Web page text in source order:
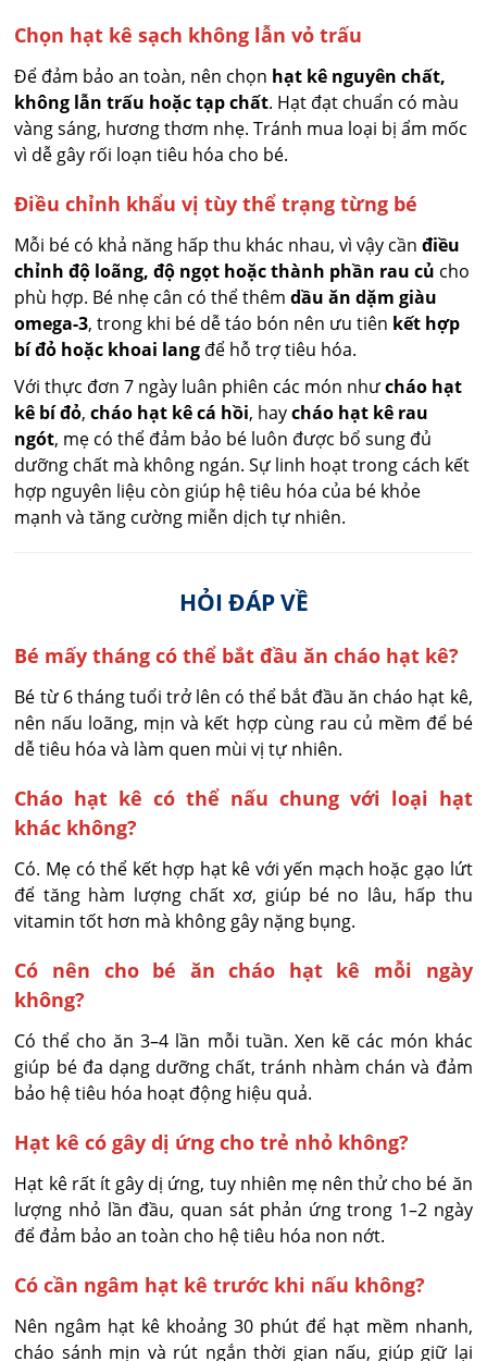
Chọn hạt kê sạch không lẫn vỏ trấu
Để đảm bảo an toàn, nên chọn hạt kê nguyên chất,
không lẫn trấu hoặc tạp chất. Hạt đạt chuẩn có màu
vàng sáng, hương thơm nhẹ. Tránh mua loại bị ẩm mốc
vì dễ gây rối loạn tiêu hóa cho bé.
Điều chỉnh khẩu vị tùy thể trạng từng bé
Mỗi bé có khả năng hấp thu khác nhau, vì vậy cầnđiều
chỉnh độ loãng, độ ngọt hoặc thành phần rau củ cho
phù hợp. Bé nhẹ cân có thể thêmdầu ăn dặm giàu
omega-3, trong khi bé dễ táo bón nên ưu tiên kết hợp
bí đỏ hoặc khoai lang để hỗ trợ tiêu hóa.
Với thực đơn 7 ngày luân phiên các món nhưcháo hạt
kê bí đỏ,cháo hạt kê cá hồi, haycháo hạt kê rau
ngót, mẹ có thể đảm bảo bé luôn được bổ sung đủ
dưỡng chất mà không ngán. Sự linh hoạt trong cách kết
hợp nguyên liệu còn giúp hệ tiêu hóa của bé khỏe
mạnh và tăng cường miễn dịch tự nhiên.
HỎI ĐÁP VỀ
Bé mấy tháng có thể bắt đầu ăn cháo hạt kê?
Bé từ 6 tháng tuổi trở lên có thể bắt đầu ăn cháo hạt kê,
nên nấu loãng, mịn và kết hợp cùng rau củ mềm để bé
dễ tiêu hóa và làm quen mùi vị tự nhiên.
Cháo hạt kê có thể nấu chung với loại hạt
khác không?
Có. Mẹ có thể kết hợp hạt kê với yến mạch hoặc gạo lứt
để tăng hàm lượng chất xơ, giúp bé no lâu, hấp thu
vitamin tốt hơn mà không gây nặng bụng.
Có nên cho bé ăn cháo hạt kê mỗi ngày
không?
Có thể cho ăn 3–4 lần mỗi tuần. Xen kẽ các món khác
giúp bé đa dạng dưỡng chất, tránh nhàm chán và đảm
bảo hệ tiêu hóa hoạt động hiệu quả.
Hạt kê có gây dị ứng cho trẻ nhỏ không?
Hạt kê rất ít gây dị ứng, tuy nhiên mẹ nên thử cho bé ăn
lượng nhỏ lần đầu, quan sát phản ứng trong 1–2 ngày
để đảm bảo an toàn cho hệ tiêu hóa non nớt.
Có cần ngâm hạt kê trước khi nấu không?
Nên ngâm hạt kê khoảng 30 phút để hạt mềm nhanh,
cháo sánh mịn và rút ngắn thời gian nấu, giúp giữ lại